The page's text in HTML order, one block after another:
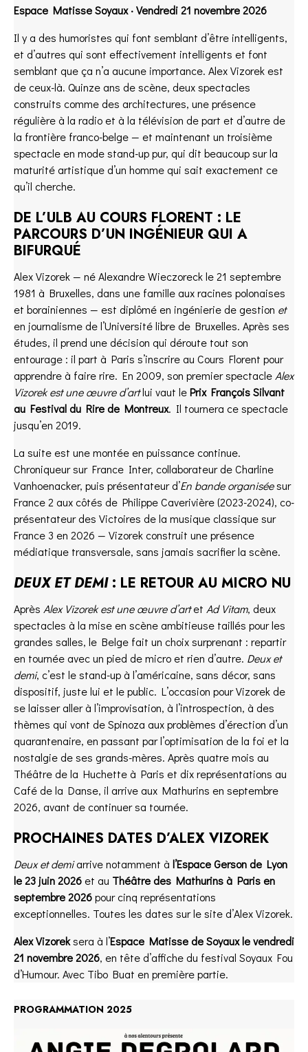
Espace Matisse Soyaux · Vendredi 21 novembre 2026
Il y a des humoristes qui font semblant d’être intelligents,
et d’autres qui sont effectivement intelligents et font
semblant que ça n’a aucune importance. Alex Vizorek est
de ceux-là. Quinze ans de scène, deux spectacles
construits comme des architectures, une présence
régulière à la radio et à la télévision de part et d’autre de
la frontière franco-belge — et maintenant un troisième
spectacle en mode stand-up pur, qui dit beaucoup sur la
maturité artistique d’un homme qui sait exactement ce
qu’il cherche.
DE L’ULB AU COURS FLORENT : LE
PARCOURS D’UN INGÉNIEUR QUI A
BIFURQUÉ
Alex Vizorek — né Alexandre Wieczoreck le 21 septembre
1981 à Bruxelles, dans une famille aux racines polonaises
et borainiennes — est diplômé en ingénierie de gestion et
en journalisme de l’Université libre de Bruxelles. Après ses
études, il prend une décision qui déroute tout son
entourage : il part à Paris s’inscrire au Cours Florent pour
apprendre à faire rire. En 2009, son premier spectacle Alex
Vizorek est une œuvre d’artlui vaut lePrix François Silvant
au Festival du Rire de Montreux. Il tournera ce spectacle
jusqu’en 2019.
La suite est une montée en puissance continue.
Chroniqueur sur France Inter, collaborateur de Charline
Vanhoenacker, puis présentateur d’En bande organiséesur
France 2 aux côtés de Philippe Caverivière (2023-2024), co-
présentateur des Victoires de la musique classique sur
France 3 en 2026 — Vizorek construit une présence
médiatique transversale, sans jamais sacrifier la scène.
DEUX ET DEMI: LE RETOUR AU MICRO NU
Après Alex Vizorek est une œuvre d’artet Ad Vitam, deux
spectacles à la mise en scène ambitieuse taillés pour les
grandes salles, le Belge fait un choix surprenant : repartir
en tournée avec un pied de micro et rien d’autre. Deux et
demi, c’est le stand-up à l’américaine, sans décor, sans
dispositif, juste lui et le public. L’occasion pour Vizorek de
se laisser aller à l’improvisation, à l’introspection, à des
thèmes qui vont de Spinoza aux problèmes d’érection d’un
quarantenaire, en passant par l’optimisation de la foi et la
nostalgie de ses grands-mères. Après quatre mois au
Théâtre de la Huchette à Paris et dix représentations au
Café de la Danse, il arrive aux Mathurins en septembre
2026, avant de continuer sa tournée.
PROCHAINES DATES D’ALEX VIZOREK
Deux et demiarrive notamment à l’Espace Gerson de Lyon
le 23 juin 2026 et au Théâtre des Mathurins à Paris en
septembre 2026pour cinq représentations
exceptionnelles. Toutes les dates sur le site d’Alex Vizorek.
Alex Vizoreksera à l’Espace Matisse de Soyaux le vendredi
21 novembre 2026, en tête d’affiche du festival Soyaux Fou
d’Humour. Avec Tibo Buat en première partie.
PROGRAMMATION 2025